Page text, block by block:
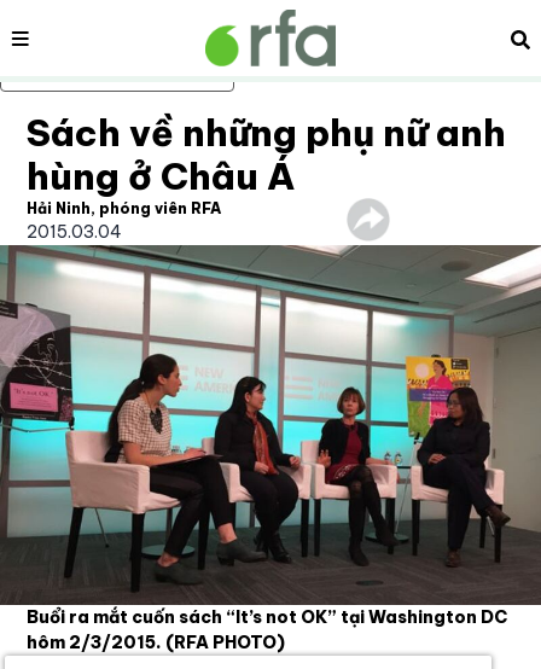
Bỏ qua nội dung chính
Nội dung
Sách về những phụ nữ anh
hùng ở Châu Á
Hải Ninh, phóng viên RFA
2015.03.04
Buổi ra mắt cuốn sách “It’s not OK” tại Washington DC
hôm 2/3/2015. (RFA PHOTO)